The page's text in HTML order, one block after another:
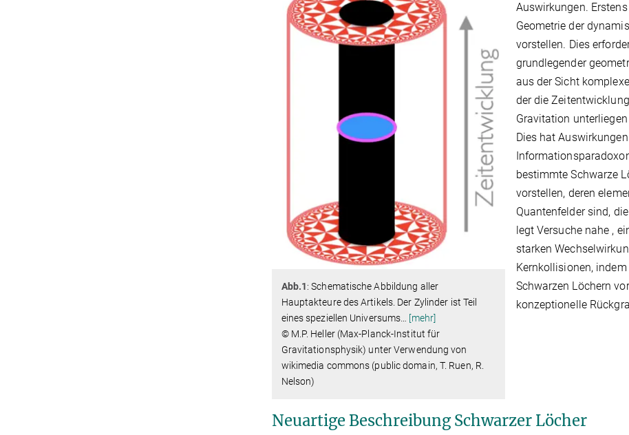
Abb.1: Schematische Abbildung aller
Hauptakteure des Artikels. Der Zylinder ist Teil
eines speziellen Universums
[mehr]
© M.P. Heller (Max-Planck-Institut für
Gravitationsphysik) unter Verwendung von
wikimedia commons (public domain, T. Ruen, R.
Nelson)
Auswirkungen.
Geometrie der
vorstellen. Dies
grundlegender
aus der Sicht
der die
Gravitation
Dies hat
bestimmte Schwarze
vorstellen, deren
Quantenfelder sind,
legt Versuche nahe ,
starken
Kernkollisionen,
Schwarzen Löchern
konzeptionelle
Neuartige Beschreibung Schwarzer Löcher